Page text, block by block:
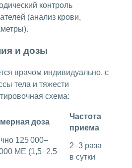
контроль
(анализ крови,
и дозы
врачом индивидуально, с
тела и тяжести
схема:
доза
Частота
приема
125 000–
МЕ (1,5–2,5
2–3 раза
в сутки